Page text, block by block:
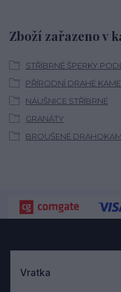
Zboží zařazeno v
STŘÍBRNÉ ŠPERKY
PŘÍRODNÍ DRAHÉ
NÁUŠNICE STŘÍBRNÉ
GRANÁTY
BROUŠENÉ